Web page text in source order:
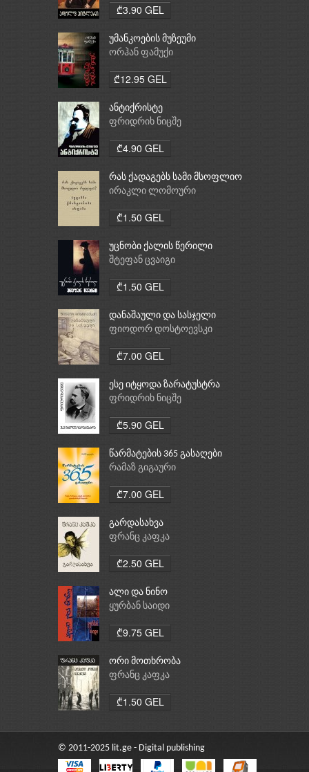
₾3.90 GEL
უმანკოების მუზეუმი
ორჰან ფამუქი
₾12.95 GEL
ანტიქრისტე
ფრიდრიხ ნიცშე
₾4.90 GEL
რას ქადაგებს სამი მსოფლიო
რელიგია: ბუდიზმი,
ირაკლი ლომოური
₾1.50 GEL
უცნობი ქალის წერილი
შტეფან ცვაიგი
₾1.50 GEL
დანაშაული და სასჯელი
ფიოდორ დოსტოევსკი
₾7.00 GEL
ესე იტყოდა ზარატუსტრა
ფრიდრიხ ნიცშე
₾5.90 GEL
წარმატების 365 გასაღები
რამაზ გიგაური
₾7.00 GEL
გარდასახვა
ფრანც კაფკა
₾2.50 GEL
ალი და ნინო
ყურბან საიდი
₾9.75 GEL
ორი მოთხრობა
ფრანც კაფკა
₾1.50 GEL
© 2011-2025 lit.ge - Digital publishing